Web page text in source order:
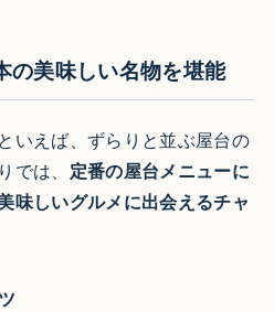
の美味しい名物を堪能
いえば、ずらりと並ぶ屋台の
では、 定番の屋台メニューに
味しいグルメに出会えるチャ